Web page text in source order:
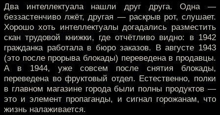
Два интеллектуала нашли друг друга. Одна —
беззастенчиво лжёт, другая — раскрыв рот, слушает.
Хорошо хоть интеллектуалы догадались разместить
скан трудовой книжки, где отчётливо видно: в 1942
гражданка работала в бюро заказов. В августе 1943
(это после прорыва блокады) переведена в продавцы.
А в 1944, уже совсем после снятия блокады,
переведена во фруктовый отдел. Естественно, полки
в главном магазине города были полны продуктов —
это и элемент пропаганды, и сигнал горожанам, что
жизнь налаживается.